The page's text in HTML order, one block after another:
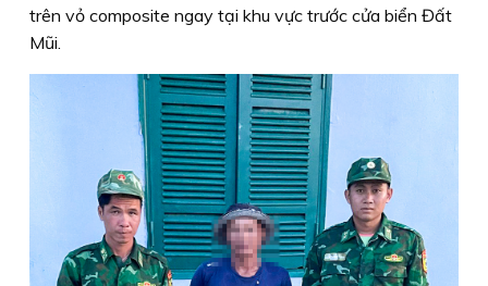
trên vỏ composite ngay tại khu vực trước cửa biển Đất
Mũi.